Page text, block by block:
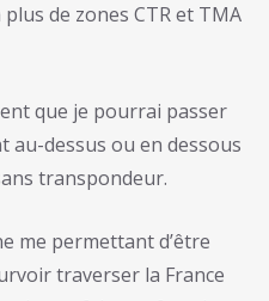
de zones CTR et TMA
que je pourrai passer
au-dessus ou en dessous
transpondeur.
me permettant d’être
traverser la France